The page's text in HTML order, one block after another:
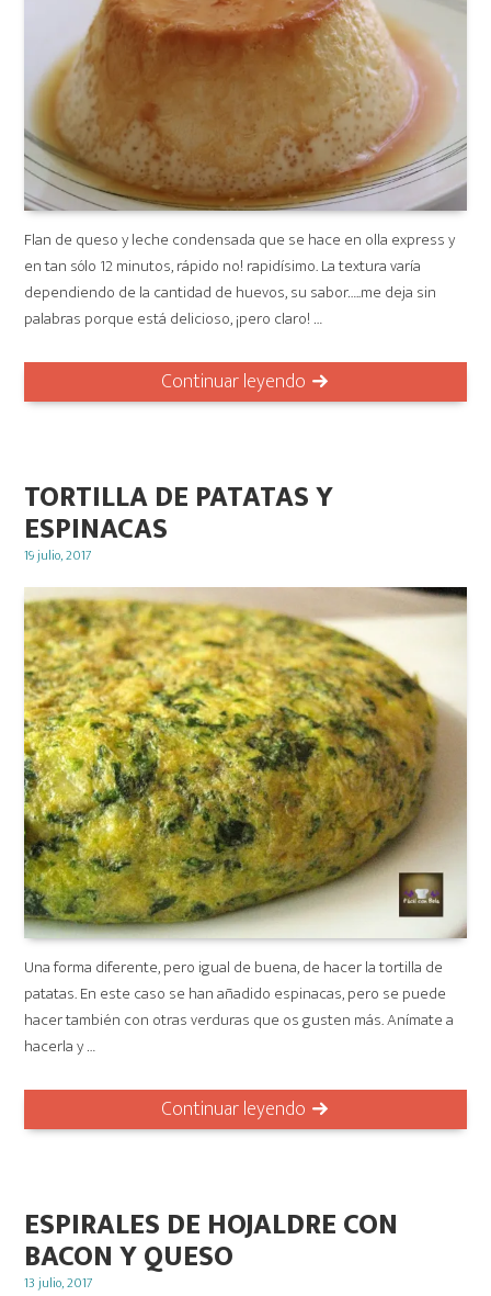
Flan de queso y leche condensada que se hace en olla express y
en tan sólo 12 minutos, rápido no! rapidísimo. La textura varía
dependiendo de la cantidad de huevos, su sabor…..me deja sin
palabras porque está delicioso, ¡pero claro! …
Continuar leyendo
TORTILLA DE PATATAS Y
ESPINACAS
Posted
19 julio, 2017
Una forma diferente, pero igual de buena, de hacer la tortilla de
patatas. En este caso se han añadido espinacas, pero se puede
hacer también con otras verduras que os gusten más. Anímate a
hacerla y …
Continuar leyendo
ESPIRALES DE HOJALDRE CON
BACON Y QUESO
Posted
13 julio, 2017